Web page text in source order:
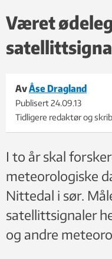
Været
AvÅse Dragland
Publisert24.09.13
Tidligere redaktør og
I to år skal
meteorologiske
Nittedal i sør.
satellittsignaler
og andre